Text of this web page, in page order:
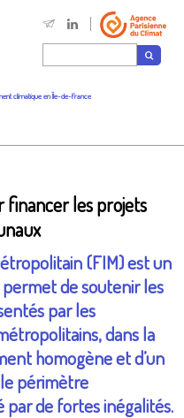
climatique en Île-de-France
les projets
(FIM) est un
de soutenir les
par les
dans la
homogène et d’un
périmètre
de fortes inégalités.